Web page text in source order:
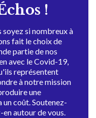
!
soyez si nombreux à
fait le choix de
partie de nos
avec le Covid-19,
représentent
à notre mission
une
coût. Soutenez-
autour de vous.